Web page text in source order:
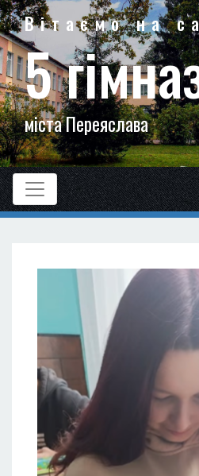
Вітаємо на
5
міста Переяслава